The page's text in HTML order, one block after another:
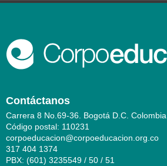
Contáctanos
Carrera 8 No.69-36. Bogotá D.C. Colombia
Código postal: 110231
corpoeducacion@corpoeducacion.org.co
317 404 1374
PBX: (601) 3235549 / 50 / 51